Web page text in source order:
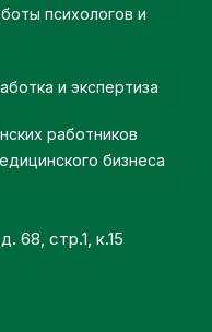
психологов и
и экспертиза
работников
бизнеса
68, стр.1, к.15